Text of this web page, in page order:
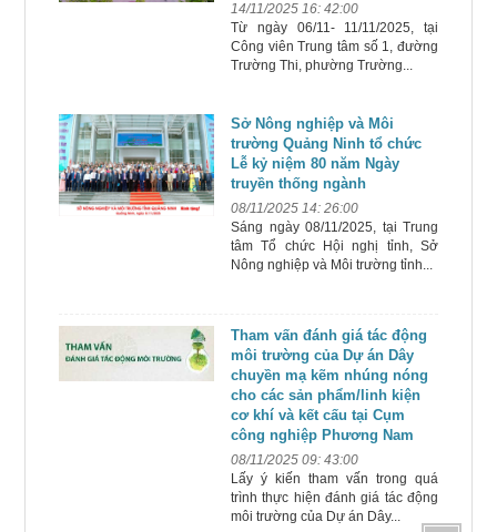
14/11/2025 16: 42:00
Từ ngày 06/11- 11/11/2025, tại
Công viên Trung tâm số 1, đường
Trường Thi, phường Trường...
Sở Nông nghiệp và Môi
trường Quảng Ninh tổ chức
Lễ kỷ niệm 80 năm Ngày
truyền thống ngành
08/11/2025 14: 26:00
Sáng ngày 08/11/2025, tại Trung
tâm Tổ chức Hội nghị tỉnh, Sở
Nông nghiệp và Môi trường tỉnh...
Tham vấn đánh giá tác động
môi trường của Dự án Dây
chuyền mạ kẽm nhúng nóng
cho các sản phẩm/linh kiện
cơ khí và kết cấu tại Cụm
công nghiệp Phương Nam
08/11/2025 09: 43:00
Lấy ý kiến tham vấn trong quá
trình thực hiện đánh giá tác động
môi trường của Dự án Dây...